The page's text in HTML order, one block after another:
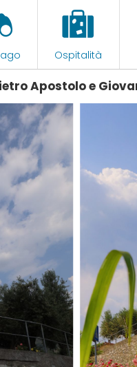
Ospitalità
Apostolo e